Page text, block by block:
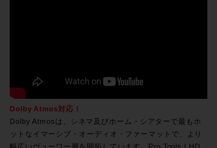
Dolby Atmos対応！
Dolby Atmosは、シネマ及びホーム・シアターで最もホ
ットなイマーシブ・オーディオ・ファーマットで、より